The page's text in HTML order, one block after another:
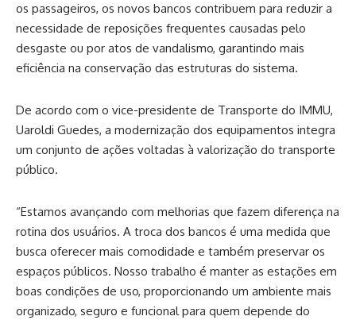
os passageiros, os novos bancos contribuem para reduzir a
necessidade de reposições frequentes causadas pelo
desgaste ou por atos de vandalismo, garantindo mais
eficiência na conservação das estruturas do sistema.
De acordo com o vice-presidente de Transporte do IMMU,
Uaroldi Guedes, a modernização dos equipamentos integra
um conjunto de ações voltadas à valorização do transporte
público.
“Estamos avançando com melhorias que fazem diferença na
rotina dos usuários. A troca dos bancos é uma medida que
busca oferecer mais comodidade e também preservar os
espaços públicos. Nosso trabalho é manter as estações em
boas condições de uso, proporcionando um ambiente mais
organizado, seguro e funcional para quem depende do